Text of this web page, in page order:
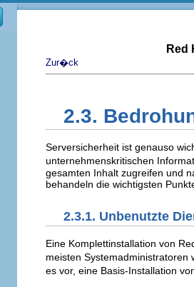
Red
Zur�ck
2.3.
Serversicherheit ist genauso
unternehmenskritischen
gesamten Inhalt zugreifen und
behandeln die wichtigsten
2.3.1. Unbenutzte
Eine Komplettinstallation von
meisten
es vor, eine Basis-Installation